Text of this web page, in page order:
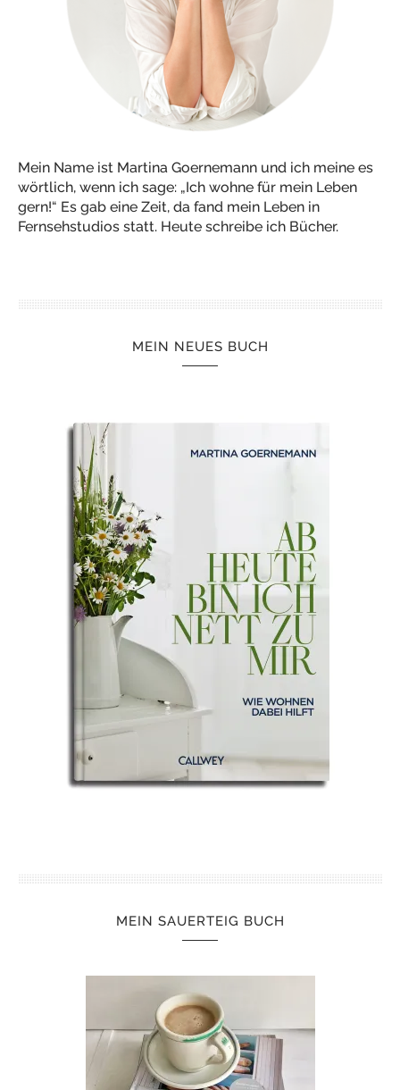
Mein Name ist Martina Goernemann und ich meine es
wörtlich, wenn ich sage: „Ich wohne für mein Leben
gern!“ Es gab eine Zeit, da fand mein Leben in
Fernsehstudios statt. Heute schreibe ich Bücher.
MEIN NEUES BUCH
MEIN SAUERTEIG BUCH